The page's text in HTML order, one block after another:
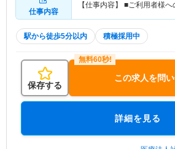
仕事内容
【仕事内容】 ■ご利用者様
駅から徒歩5分以内 積極採用中
保存する
この求人を問
詳細を見る